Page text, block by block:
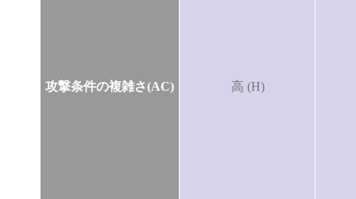
攻撃条件の複雑さ(AC) 高 (H)